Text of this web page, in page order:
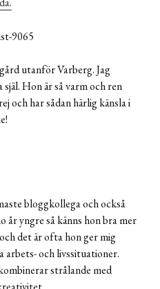
utanför Varberg. Jag
Hon är så varm och ren
och har sådan härlig känsla i
bloggkollega och också
år yngre så känns hon bra mer
det är ofta hon ger mig
arbets- och livssituationer.
strålande med